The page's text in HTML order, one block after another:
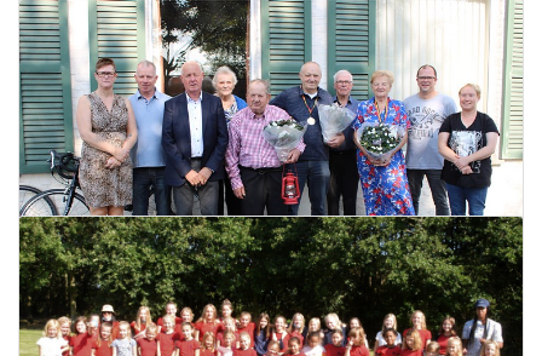
Stationsomgeving wordt aangepakt
21 september 2020
Lees meer